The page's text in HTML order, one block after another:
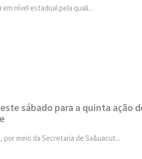
nível estadual pela quali...
sábado para a quinta ação
meio da Secretaria de Sa&uacut...